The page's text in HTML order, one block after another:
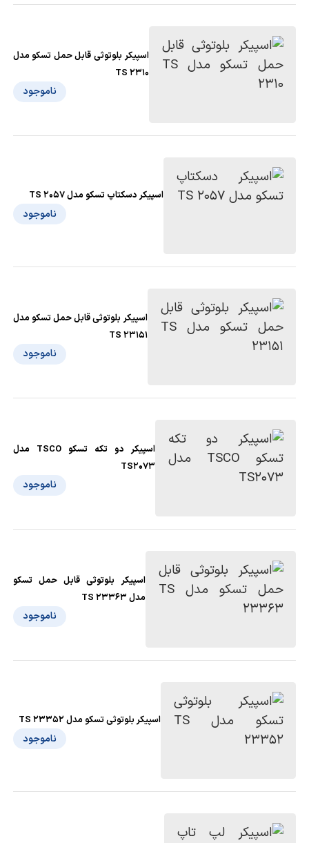
اسپیکر بلوتوثی قابل حمل تسکو مدل
TS 2310
ناموجود
اسپیکر دسکتاپ تسکو مدل TS 2057
ناموجود
اسپیکر بلوتوثی قابل حمل تسکو مدل
TS 23151
ناموجود
اسپیکر دو تکه تسکو TSCO مدل
TS2073
ناموجود
اسپیکر بلوتوثی قابل حمل تسکو
مدل TS 23363
ناموجود
اسپیکر بلوتوثی تسکو مدل TS 23352
ناموجود